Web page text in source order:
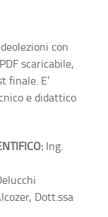
con
scaricabile,
finale. E’
e didattico
Ing.
Dott.ssa